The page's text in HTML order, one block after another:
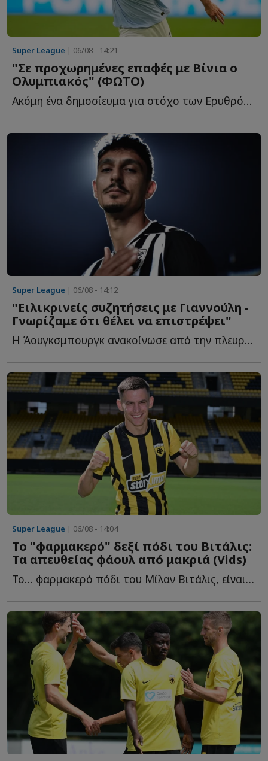
Super League | 06/08 - 14:21
"Σε προχωρημένες επαφές με Βίνια ο
Ολυμπιακός" (ΦΩΤΟ)
Ακόμη ένα δημοσίευμα για στόχο των Ερυθρόλευκων γ...
Super League | 06/08 - 14:12
"Ειλικρινείς συζητήσεις με Γιαννούλη -
Γνωρίζαμε ότι θέλει να επιστρέψει"
Η Άουγκσμπουργκ ανακοίνωσε από την πλευρά της το τυπικό σ...
Super League | 06/08 - 14:04
Το "φαρμακερό" δεξί πόδι του Βιτάλις:
Τα απευθείας φάουλ από μακριά (Vids)
Το… φαρμακερό πόδι του Μίλαν Βιτάλις, είναι π...